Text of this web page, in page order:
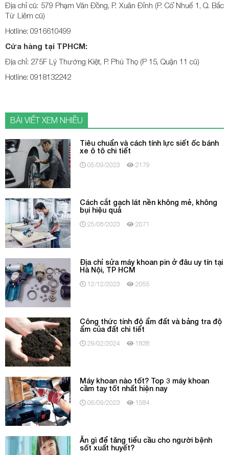
Địa chỉ cũ: 579 Phạm Văn Đồng, P. Xuân Đỉnh (P. Cổ Nhuế 1, Q. Bắc
Từ Liêm cũ)
Hotline: 0916610499
Cửa hàng tại TPHCM:
Địa chỉ: 275F Lý Thường Kiệt, P. Phú Thọ (P 15, Quận 11 cũ)
Hotline: 0918132242
BÀI VIẾT XEM NHIỀU
Tiêu chuẩn và cách tính lực siết ốc bánh
xe ô tô chi tiết
05/09/2023 2179
Cách cắt gạch lát nền không mẻ, không
bụi hiệu quả
25/08/2023 2071
Địa chỉ sửa máy khoan pin ở đâu uy tín tại
Hà Nội, TP HCM
12/12/2023 2055
Công thức tính độ ẩm đất và bảng tra độ
ẩm của đất chi tiết
29/02/2024 1838
Máy khoan nào tốt? Top 3 máy khoan
cầm tay tốt nhất hiện nay
06/09/2023 1584
Ăn gì để tăng tiểu cầu cho người bệnh
sốt xuất huyết?